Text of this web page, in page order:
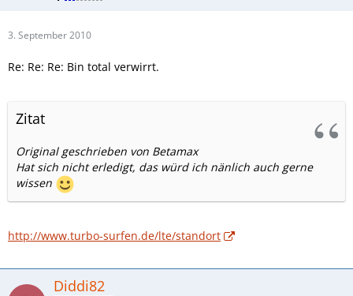
3. September 2010
Re: Re: Re: Bin total verwirrt.
Zitat
Original geschrieben von Betamax
Hat sich nicht erledigt, das würd ich nänlich auch gerne
wissen
http://www.turbo-surfen.de/lte/standort
Diddi82